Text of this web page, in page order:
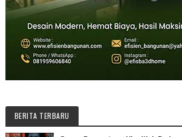
BERITA TERBARU